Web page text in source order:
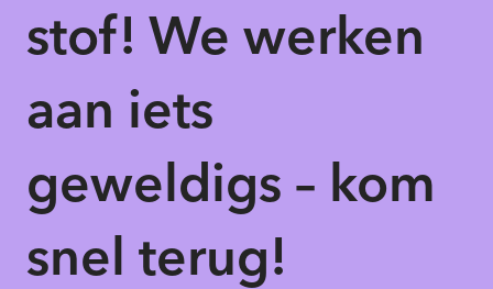
stof! We werken
aan iets
geweldigs – kom
snel terug!